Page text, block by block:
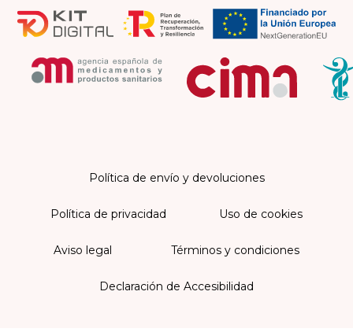
Política de envío y devoluciones
Política de privacidad Uso de cookies
Aviso legal Términos y condiciones
Declaración de Accesibilidad